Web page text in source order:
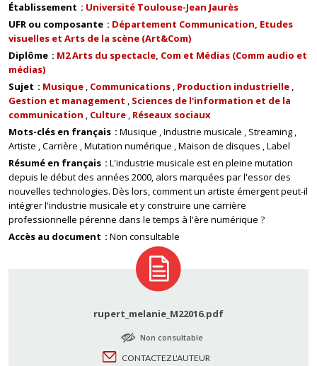
Établissement
Université Toulouse-Jean Jaurès
UFR ou composante
Département Communication, Etudes
visuelles et Arts de la scène (Art&Com)
Diplôme
M2 Arts du spectacle, Com et Médias (Comm audio et
médias)
Sujet
Musique Communications Production industrielle
Gestion et management
Sciences de l'information et de la
communication
Culture Réseaux sociaux
Mots-clés en français
Musique Industrie musicale
Streaming
Artiste Carrière Mutation numérique Maison de disques Label
Résumé en français
L'industrie musicale est en pleine mutation
depuis le début des années 2000, alors marquées par l'essor des
nouvelles technologies. Dès lors, comment un artiste émergent peut-il
intégrer l'industrie musicale et y construire une carrière
professionnelle pérenne dans le temps à l'ère numérique ?
Accès au document
Non consultable
rupert_melanie_M22016.pdf
Non consultable
CONTACTEZ L'AUTEUR